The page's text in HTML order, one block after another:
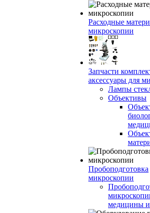
Расходные
микроскопии
Запчасти
аксессуары для
Лампы
Объективы
Пробоподготовка
микроскопии
медицины